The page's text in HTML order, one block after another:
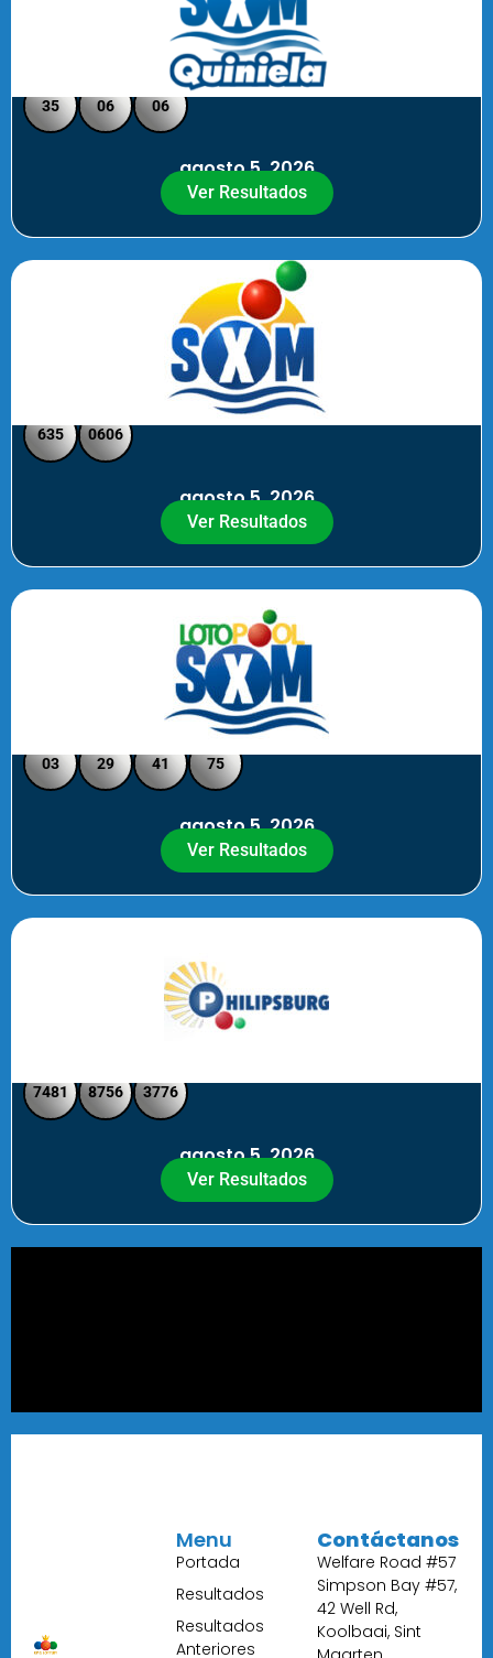
Quiniela SXM - Noche
35 06 06
agosto 5, 2026
Ver Resultados
SXM Noche - Pick 3 Pick 4
635 0606
agosto 5, 2026
Ver Resultados
Loto Pool SXM Noche
03 29 41 75
agosto 5, 2026
Ver Resultados
7481 8756 3776
agosto 5, 2026
Ver Resultados
Menu
Portada
Resultados
Resultados
Anteriores
Contáctanos
Welfare Road #57
Simpson Bay #57,
42 Well Rd,
Koolbaai, Sint